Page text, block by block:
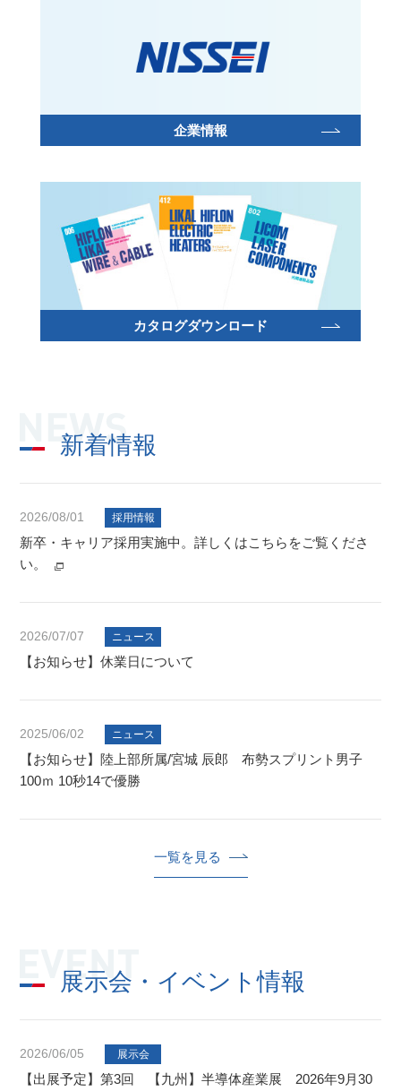
企業情報
カタログダウンロード
新着情報
2026/08/01 採用情報
新卒・キャリア採用実施中。詳しくはこちらをご覧くださ
い。
2026/07/07 ニュース
【お知らせ】休業日について
2025/06/02 ニュース
【お知らせ】陸上部所属/宮城 辰郎 布勢スプリント男子
100ｍ 10秒14で優勝
一覧を見る
展示会・イベント情報
2026/06/05 展示会
【出展予定】第3回 【九州】半導体産業展 2026年9月30